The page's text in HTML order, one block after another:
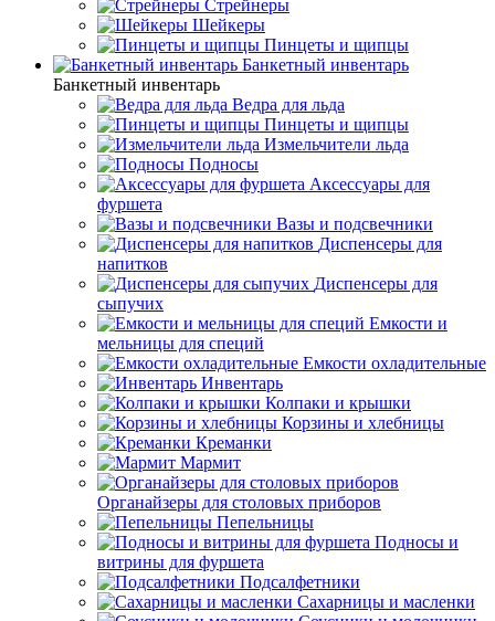
Стрейнеры
Шейкеры
Пинцеты и щипцы
Банкетный инвентарь
Банкетный инвентарь
Ведра для льда
Пинцеты и щипцы
Измельчители льда
Подносы
Аксессуары для
фуршета
Вазы и подсвечники
Диспенсеры для
напитков
Диспенсеры для
сыпучих
Емкости и
мельницы для специй
Емкости охладительные
Инвентарь
Колпаки и крышки
Корзины и хлебницы
Креманки
Мармит
Органайзеры для столовых приборов
Пепельницы
Подносы и
витрины для фуршета
Подсалфетники
Сахарницы и масленки